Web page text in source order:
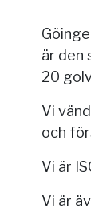
är den
20
Vi
och
Vi är
Vi är